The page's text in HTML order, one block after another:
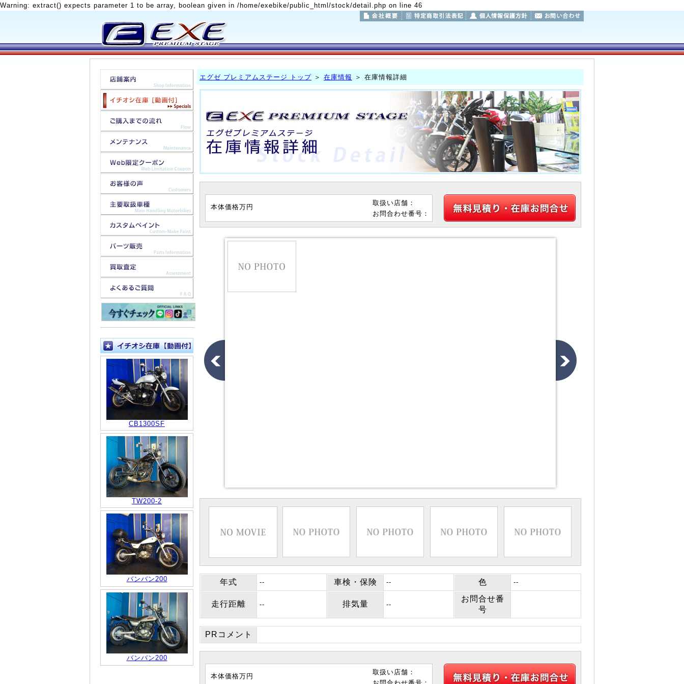
Warning: extract() expects parameter 1 to be array, boolean given in /home/exebike/public_html/stock/detail.php on line 46
CB1300SF
TW200-2
バンバン200
バンバン200
エグゼ プレミアムステージ トップ ＞ 在庫情報 ＞ 在庫情報詳細
本体価格万円
取扱い店舗：
お問合わせ番号：
年式 -- 車検・保険 -- 色 --
走行距離 -- 排気量 --
お問合せ番
号
PRコメント
本体価格万円
取扱い店舗：